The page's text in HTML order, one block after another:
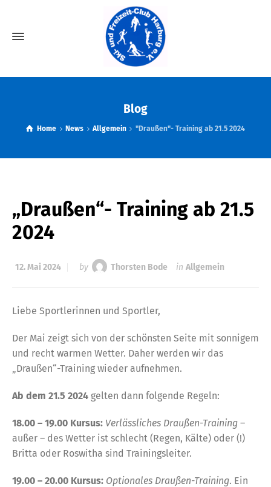
Blog
Home News Allgemein "Draußen"- Training ab 21.5 2024
„Draußen“- Training ab 21.5
2024
12. Mai 2024 by Thorsten Bode in Allgemein
Liebe Sportlerinnen und Sportler,
Der Mai zeigt sich von der schönsten Seite mit sonnigem
und recht warmen Wetter. Daher werden wir das
„Draußen“-Training wieder aufnehmen.
Ab dem 21.5 2024 gelten dann folgende Regeln:
18.00 – 19.00 Kursus: Verlässliches Draußen-Training –
außer – des Wetter ist schlecht (Regen, Kälte) oder (!)
Britta oder Roswitha sind Trainingsleiter.
19.00 – 20.00 Kursus: Optionales Draußen-Training. Ein